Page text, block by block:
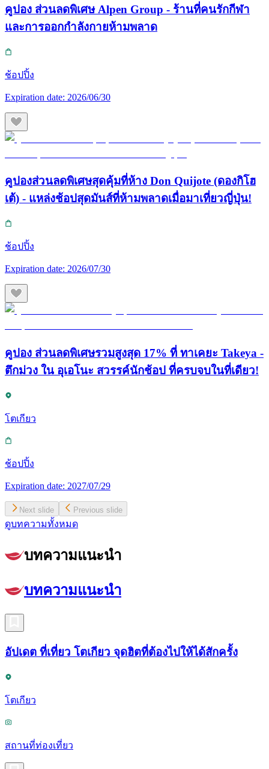
คูปอง ส่วนลดพิเศษ Alpen Group - ร้านที่คนรักกีฬา
และการออกกำลังกายห้ามพลาด
ช้อปปิ้ง
Expiration date: 2026/06/30
คูปองส่วนลดพิเศษสุดคุ้มที่ห้าง Don Quijote (ดองกิโฮ
เต้) - แหล่งช้อปสุดมันส์ที่ห้ามพลาดเมื่อมาเที่ยวญี่ปุ่น!
ช้อปปิ้ง
Expiration date: 2026/07/30
คูปอง ส่วนลดพิเศษรวมสูงสุด 17% ที่ ทาเคยะ Takeya -
ตึกม่วง ใน อุเอโนะ สวรรค์นักช้อป ที่ครบจบในที่เดียว!
โตเกียว
ช้อปปิ้ง
Expiration date: 2027/07/29
Next slide Previous slide
ดูบทความทั้งหมด
บทความแนะนำ
บทความแนะนำ
อัปเดต ที่เที่ยว โตเกียว จุดฮิตที่ต้องไปให้ได้สักครั้ง
โตเกียว
สถานที่ท่องเที่ยว